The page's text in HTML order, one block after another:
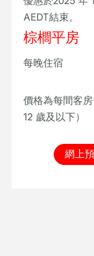
AEDT結束。
棕櫚平房
每晚住宿
價格為每間客
12 歲及以下）
網上